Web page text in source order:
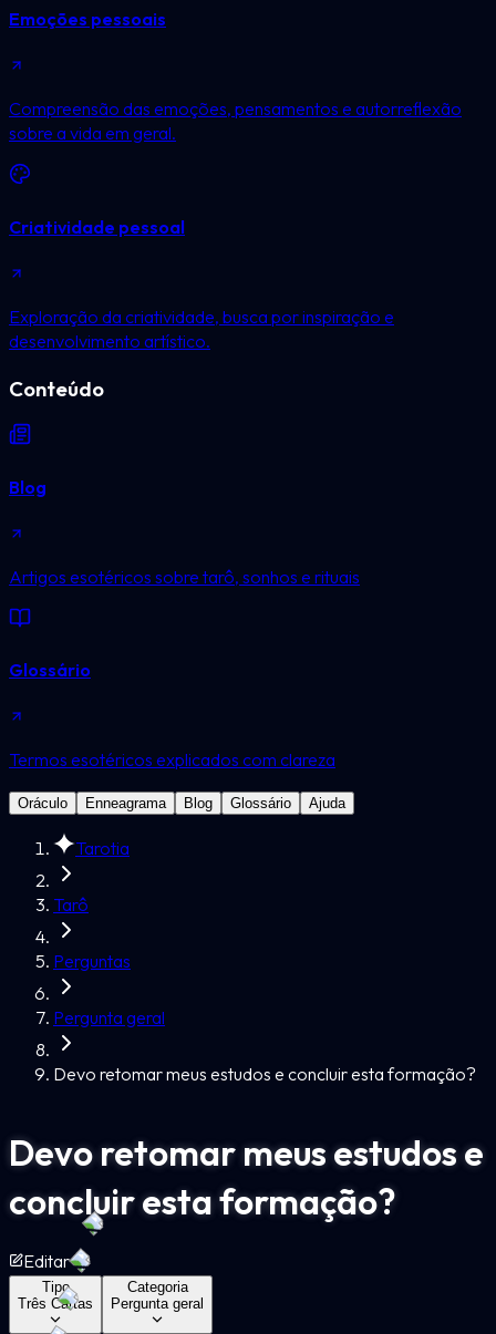
Emoções pessoais
Compreensão das emoções, pensamentos e autorreflexão
sobre a vida em geral.
Criatividade pessoal
Exploração da criatividade, busca por inspiração e
desenvolvimento artístico.
Conteúdo
Blog
Artigos esotéricos sobre tarô, sonhos e rituais
Glossário
Termos esotéricos explicados com clareza
Oráculo Enneagrama Blog Glossário Ajuda
Tarotia
Tarô
Perguntas
Pergunta geral
Devo retomar meus estudos e concluir esta formação?
Devo retomar meus estudos e
concluir esta formação?
Editar
Tipo
Três Cartas
Categoria
Pergunta geral